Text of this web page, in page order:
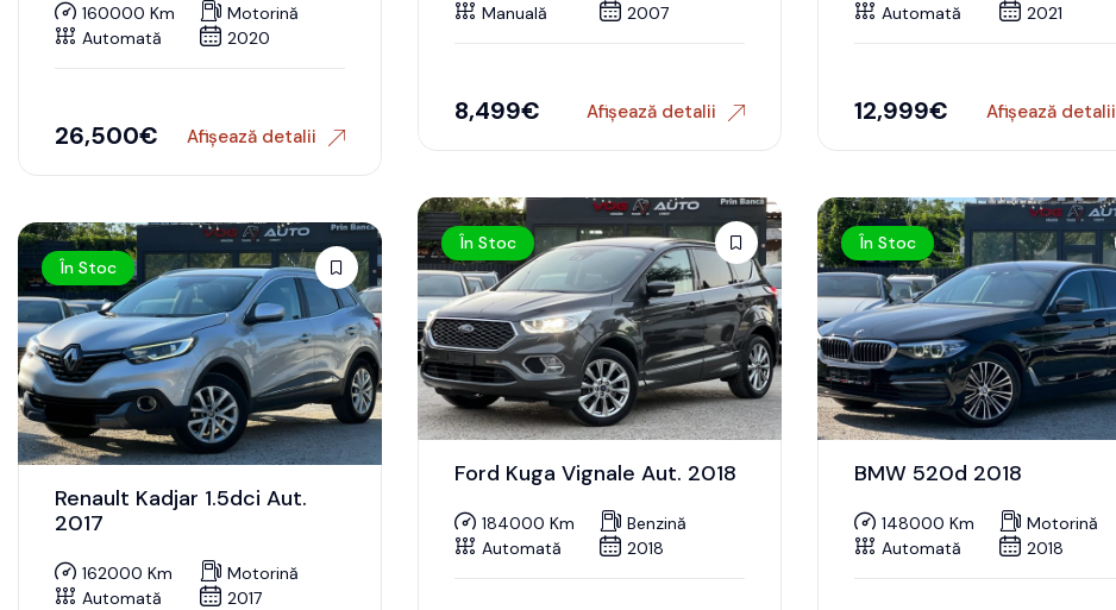
160000 Km
Motorină
Automată
2020
26,500€ Afișează detalii
În Stoc
Renault Kadjar 1.5dci Aut.
2017
162000 Km
Motorină
Automată
2017
Manuală
2007
8,499€ Afișează detalii
În Stoc
Ford Kuga Vignale Aut. 2018
184000 Km
Benzină
Automată
2018
Automată
2021
12,999€ Afișează detalii
În Stoc
BMW 520d 2018
148000 Km
Motorină
Automată
2018